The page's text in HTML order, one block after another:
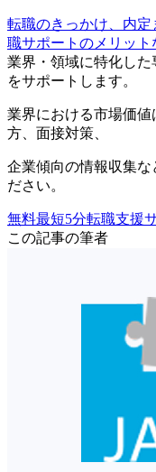
転職のきっかけ、内
職サポートのメリット
業界・領域に特化した
をサポートします。
業界における市場価値
方
面接対策
企業傾向の情報収集な
ださい。
無料最短5分転職支援
この記事の筆者